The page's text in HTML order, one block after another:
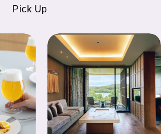
Pick Up